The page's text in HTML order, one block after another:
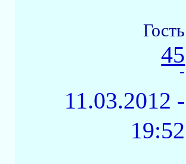
Гость
45
-
11.03.2012 -
19:52